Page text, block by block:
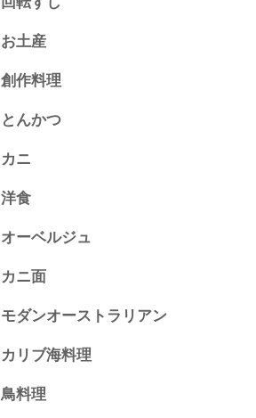
お土産
創作料理
とんかつ
カニ
洋食
オーベルジュ
カニ面
モダンオーストラリアン
カリブ海料理
鳥料理